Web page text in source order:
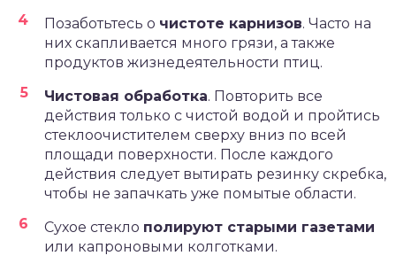
Позаботьтесь о чистоте карнизов. Часто на
них скапливается много грязи, а также
продуктов жизнедеятельности птиц.
Чистовая обработка. Повторить все
действия только с чистой водой и пройтись
стеклоочистителем сверху вниз по всей
площади поверхности. После каждого
действия следует вытирать резинку скребка,
чтобы не запачкать уже помытые области.
Сухое стекло полируют старыми газетами
или капроновыми колготками.